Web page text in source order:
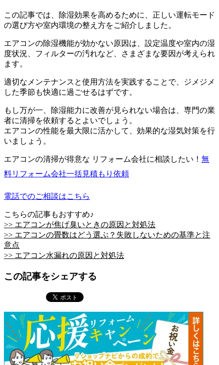
この記事では、除湿効果を高めるために、正しい運転モード
の選び方や室内環境の整え方をご紹介しました。
エアコンの除湿機能が効かない原因は、設定温度や室内の湿
度状況、フィルターの汚れなど、さまざまな要因が考えられ
ます。
適切なメンテナンスと使用方法を実践することで、ジメジメ
した季節も快適に過ごせるはずです。
もし万が一、除湿能力に改善が見られない場合は、専門の業
者に清掃を依頼するとよいでしょう。
エアコンの性能を最大限に活かして、効果的な湿気対策を行
いましょう。
エアコンの清掃が得意な リフォーム会社に相談したい！ 無
料リフォーム会社一括見積もり依頼
電話でのご相談はこちら
こちらの記事もおすすめ♪
>> エアコンが焦げ臭いときの原因と対処法
>> エアコンの畳数はどう選ぶ？失敗しないための基準と注
意点
>> エアコン水漏れの原因と対処法
この記事をシェアする